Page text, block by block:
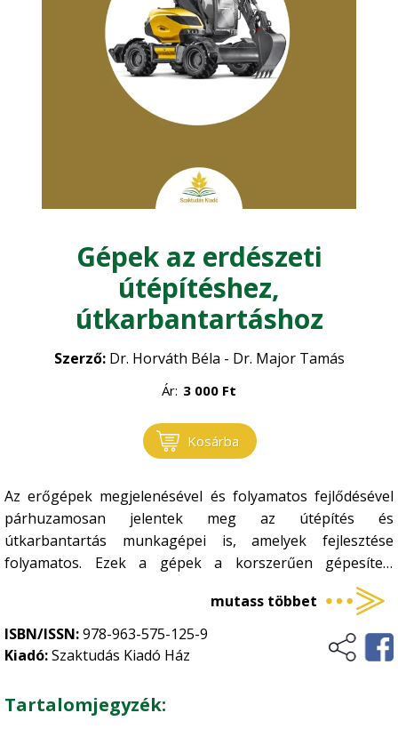
Zöldségtermesztés
Gyümölcstermesztés
Dísznövénykertészet
Mezőgazdasági építészet
Mezőgazdasági gépesítés
Növényvédelem
Szántóföldi növénytermesztés
Precíziós gazdálkodás
Szőlészet - Borászat
Vadgazdálkodás - Vadászat
Gépek az erdészeti
útépítéshez,
útkarbantartáshoz
Szerző:Dr. Horváth Béla - Dr. Major Tamás
Ár: 3 000 Ft
Kosárba
Az erőgépek megjelenésével és folyamatos fejlődésével
párhuzamosan jelentek meg az útépítés és
útkarbantartás munkagépei is, amelyek fejlesztése
folyamatos. Ezek a gépek a korszerűen gépesített
erdőgazdálkodók, erdészeti gépes vállalkozások számára
ma már nélkülözhetetlenek. A „Gépek az erdészeti
útépítéshez, útkarbantartáshoz
” című összeállítás
bemutatja a terület gépeinek szerkezeti felépítését,
összeállítás hasznos segítséget nyújt az útépítés és
útkarbantartás gépesítése iránt érdeklődők, továbbá az
mutass többet
ISBN/ISSN:978-963-575-125-9
Kiadó:Szaktudás Kiadó Ház
Tartalomjegyzék: